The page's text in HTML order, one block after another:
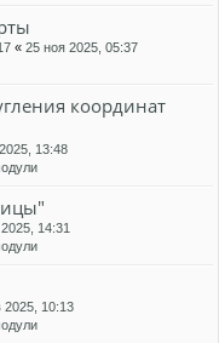
« 25 ноя 2025, 05:37
координат
13:48
14:31
2025, 10:13